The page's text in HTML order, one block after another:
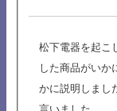
松下電器を起こ
した商品がいか
かに説明しまし